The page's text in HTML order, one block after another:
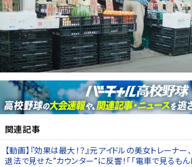
関連記事
【動画】『効果は最大！？』元アイドルの美女トレーナ
退法で見せた”カウンター”に反響！「「電車で見るもん